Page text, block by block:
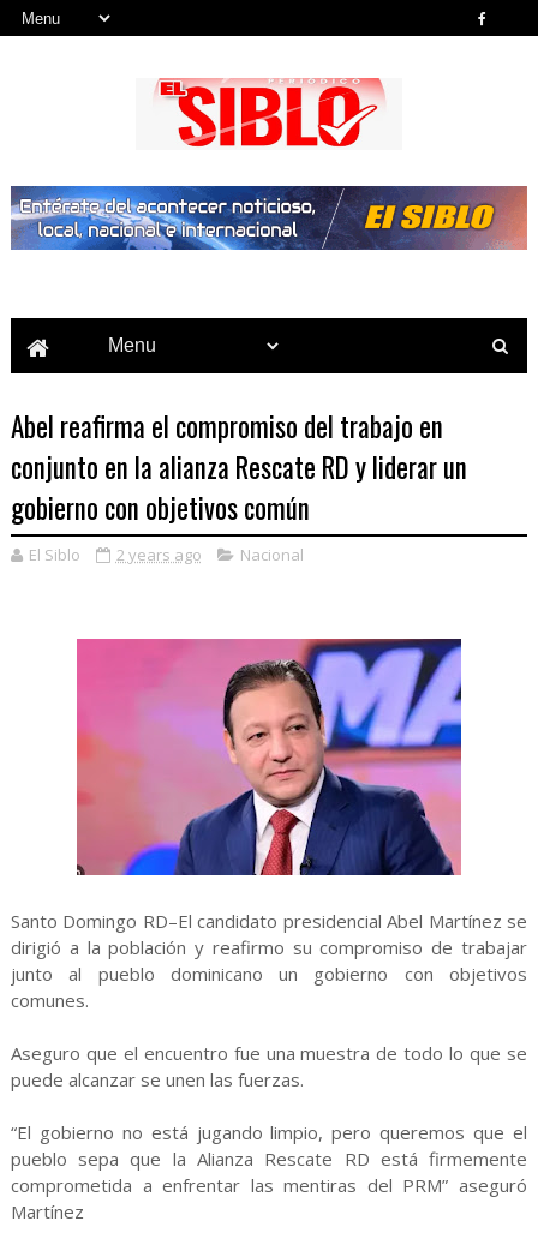
Abel reafirma el compromiso del trabajo en
conjunto en la alianza Rescate RD y liderar un
gobierno con objetivos común
El Siblo 2 years ago Nacional
Santo Domingo RD–El candidato presidencial Abel Martínez se
dirigió a la población y reafirmo su compromiso de trabajar
junto al pueblo dominicano un gobierno con objetivos
comunes.
Aseguro que el encuentro fue una muestra de todo lo que se
puede alcanzar se unen las fuerzas.
“El gobierno no está jugando limpio, pero queremos que el
pueblo sepa que la Alianza Rescate RD está firmemente
comprometida a enfrentar las mentiras del PRM” aseguró
Martínez